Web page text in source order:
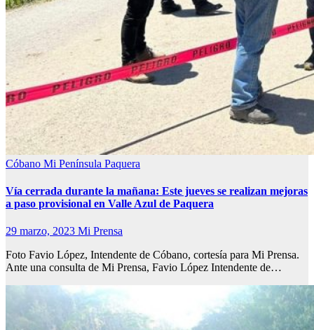
Cóbano Mi Península Paquera
Vía cerrada durante la mañana: Este jueves se realizan mejoras
a paso provisional en Valle Azul de Paquera
29 marzo, 2023 Mi Prensa
Foto Favio López, Intendente de Cóbano, cortesía para Mi Prensa.
Ante una consulta de Mi Prensa, Favio López Intendente de…